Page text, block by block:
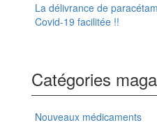
La délivrance de
Covid-19 facilitée !!
Catégories
Nouveaux médicaments